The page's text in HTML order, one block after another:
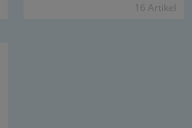
16 Ar­ti­kel